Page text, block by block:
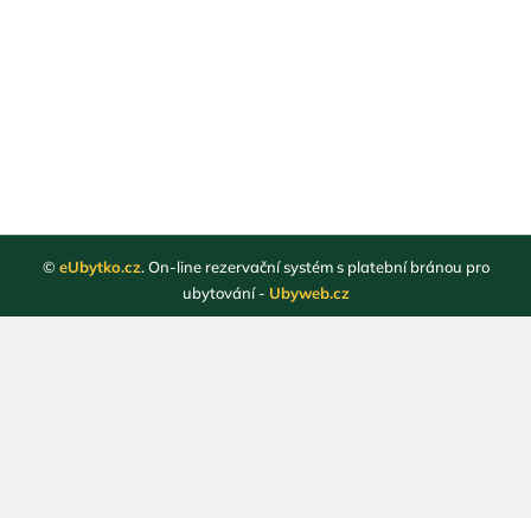
© eUbytko.cz. On-line rezervační systém s platební bránou pro
ubytování - Ubyweb.cz